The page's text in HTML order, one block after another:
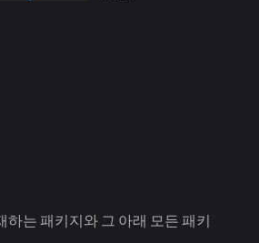
는 패키지와 그 아래 모든 패키